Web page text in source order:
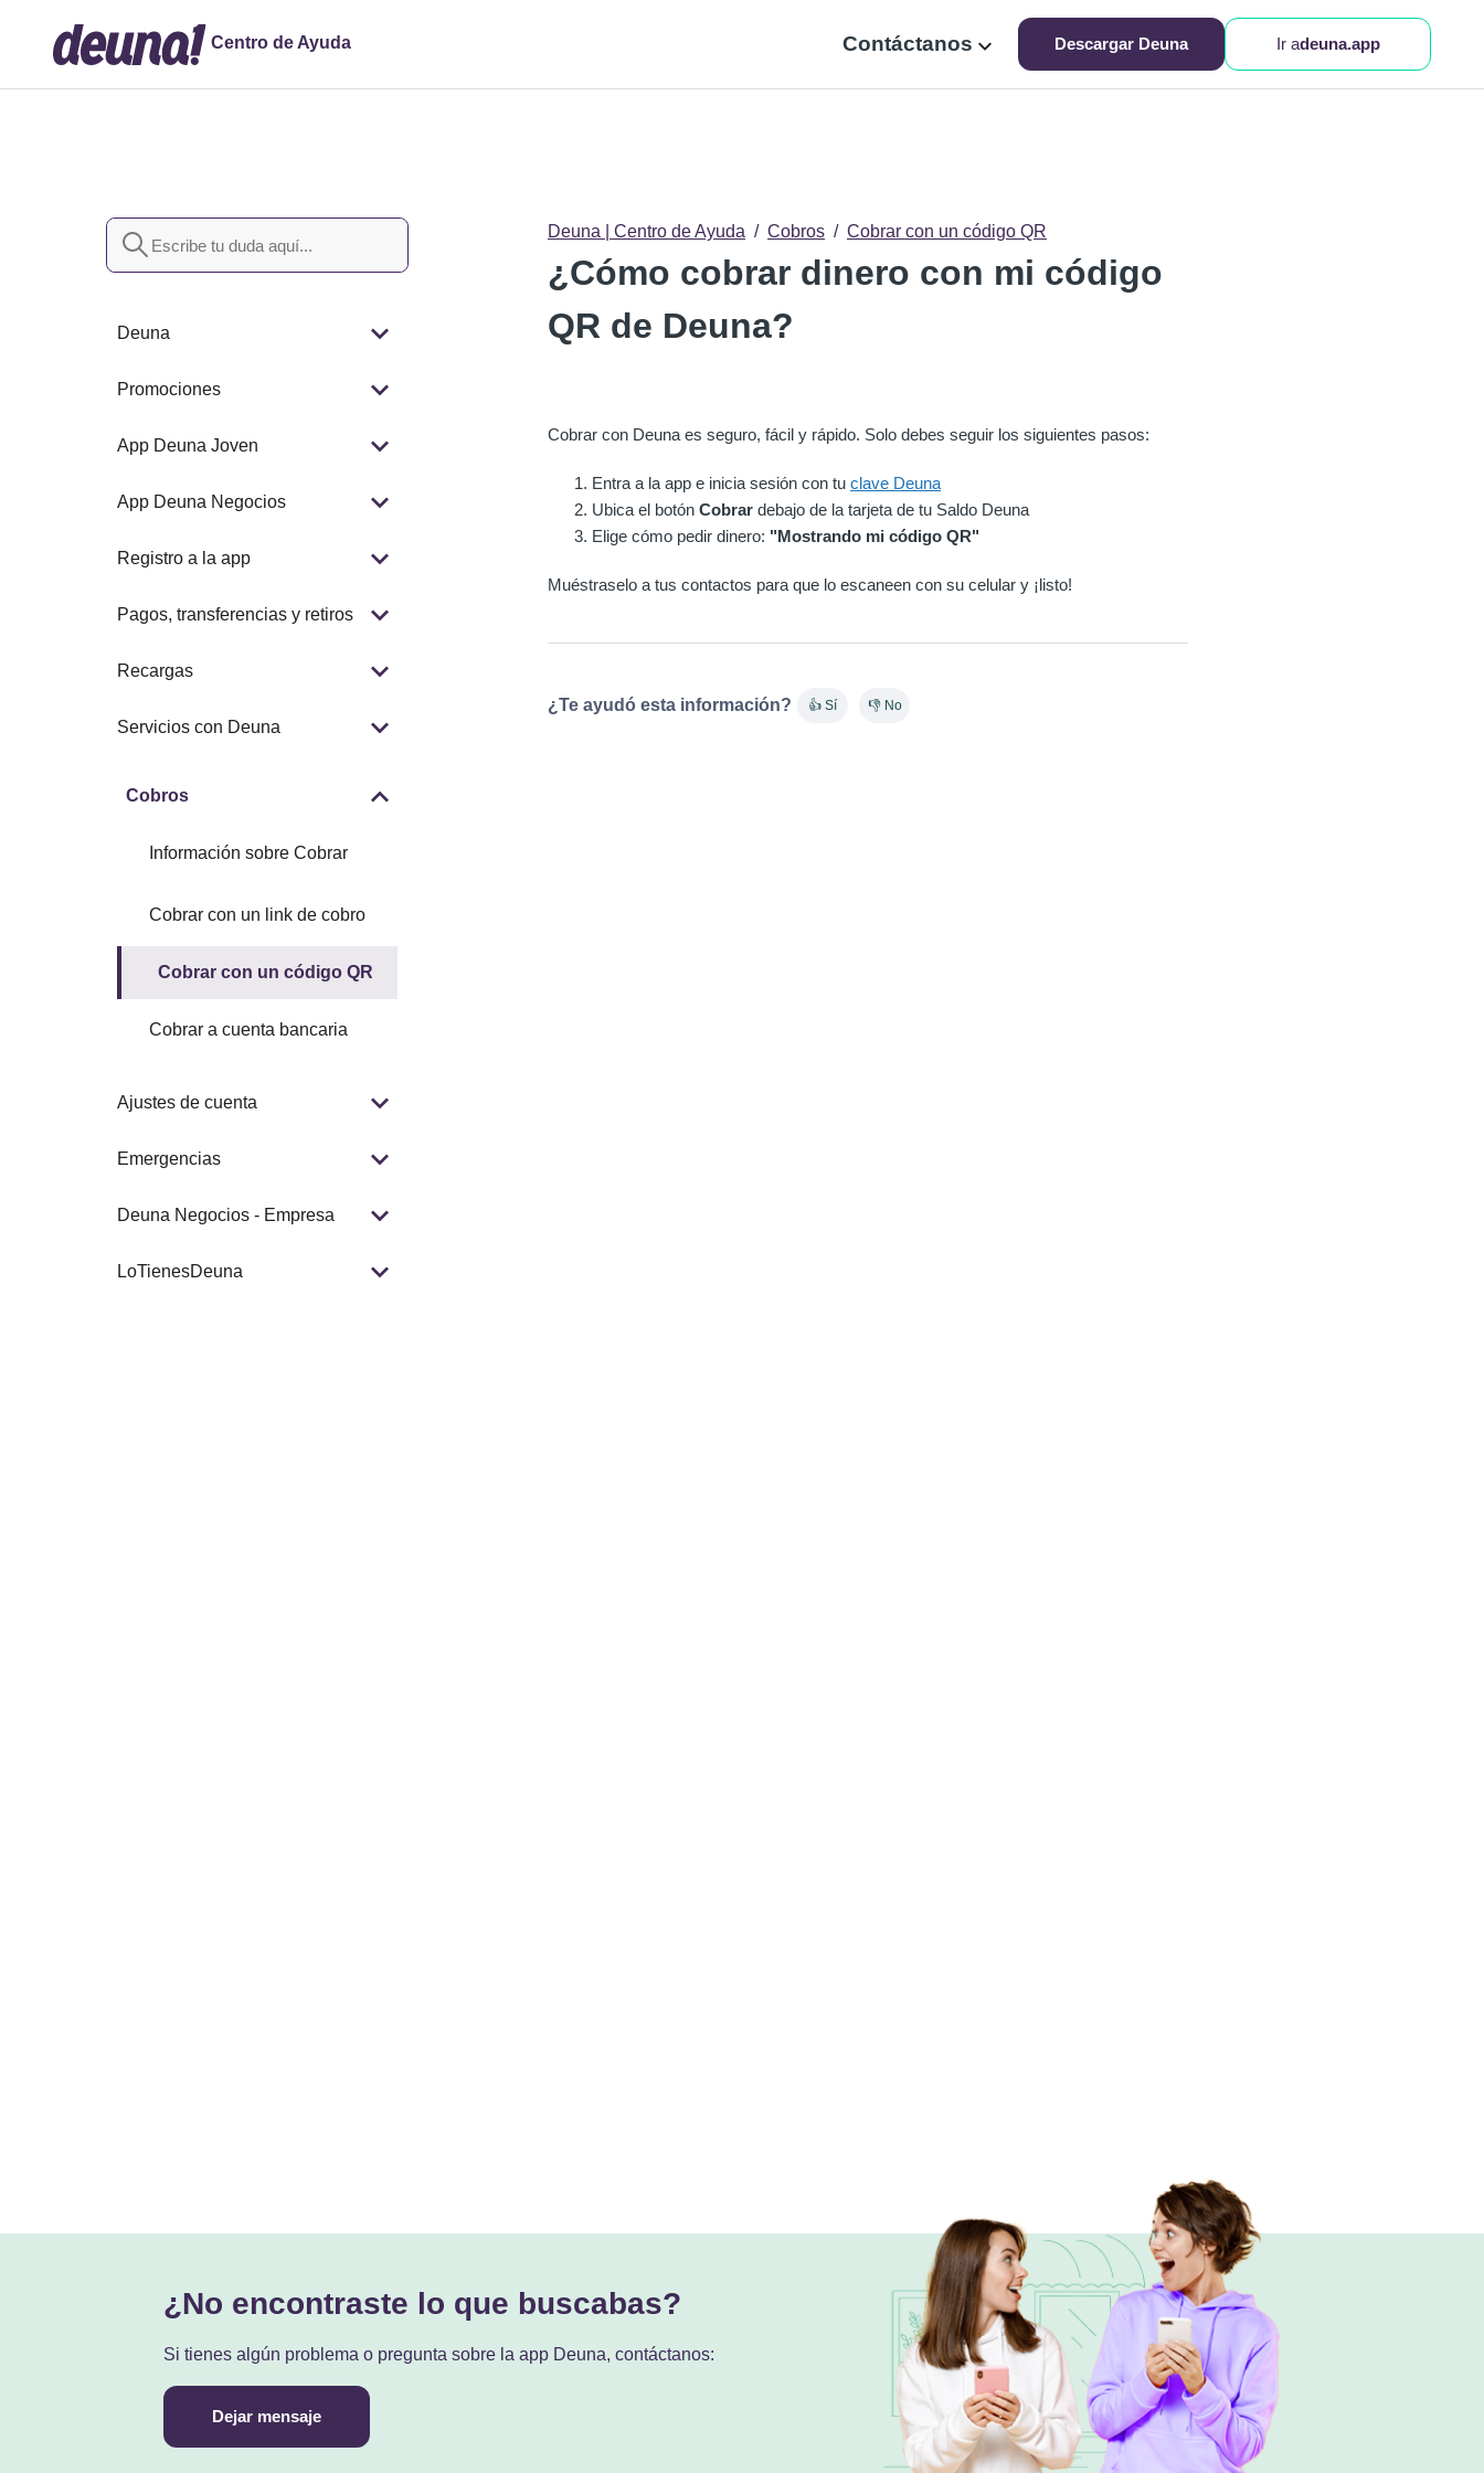
Centro de Ayuda Contáctanos Descargar Deuna Ir adeuna.app
Búsqueda
Deuna
Promociones
App Deuna Joven
App Deuna Negocios
Registro a la app
Pagos, transferencias y retiros
Recargas
Servicios con Deuna
Cobros
Información sobre Cobrar
Cobrar con un link de cobro
Cobrar con un código QR
Cobrar a cuenta bancaria
Ajustes de cuenta
Emergencias
Deuna Negocios - Empresa
LoTienesDeuna
Deuna | Centro de Ayuda Cobros Cobrar con un código QR
¿Cómo cobrar dinero con mi código
QR de Deuna?
Cobrar con Deuna es seguro, fácil y rápido. Solo debes seguir los siguientes pasos:
Entra a la app e inicia sesión con tu clave Deuna
Ubica el botón Cobrar debajo de la tarjeta de tu Saldo Deuna
Elige cómo pedir dinero: "Mostrando mi código QR"
Muéstraselo a tus contactos para que lo escaneen con su celular y ¡listo!
¿Te ayudó esta información? 👍 Sí 👎 No
¿No encontraste lo que buscabas?
Si tienes algún problema o pregunta sobre la app Deuna, contáctanos:
Dejar mensaje